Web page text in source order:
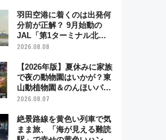
羽田空港に着くのは出発何
分前が正解？ 9月始動の
JAL「第1ターミナル北側
サテライト」は徒歩1キロ
点まとめ
2026.08.08
【2026年版】夏休みに家族
で夜の動物園はいかが？東
山動植物園＆のんほいパー
ク「ナイトZOO」開催情報
2026.08.07
絶景路線を黄色い列車で気
まま旅、「海が見える難読